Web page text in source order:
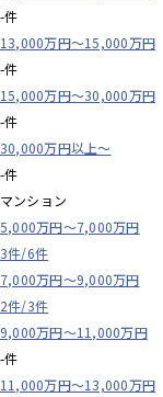
-件
13,000万円～15,000万円
-件
15,000万円～30,000万円
-件
30,000万円以上～
-件
マンション
5,000万円～7,000万円
3件/6件
7,000万円～9,000万円
2件/3件
9,000万円～11,000万円
-件
11,000万円～13,000万円